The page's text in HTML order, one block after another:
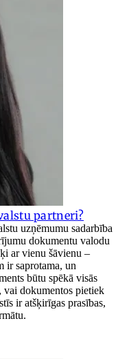
partneri?
uzņēmumu sadarbība
dokumentu valodu
ar vienu šāvienu –
ir saprotama, un
būtu spēkā visās
vai dokumentos pietiek
ir atšķirīgas prasības,